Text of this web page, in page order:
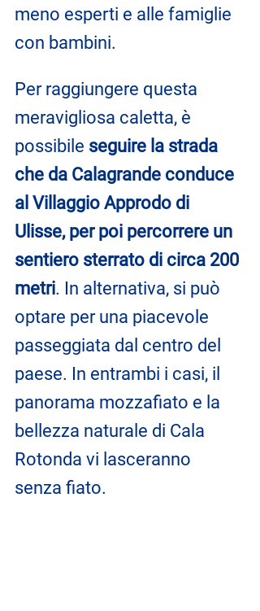
meno esperti e alle famiglie
con bambini.
Per raggiungere questa
meravigliosa caletta, è
possibile seguire la strada
che da Calagrande conduce
al Villaggio Approdo di
Ulisse, per poi percorrere un
sentiero sterrato di circa 200
metri. In alternativa, si può
optare per una piacevole
passeggiata dal centro del
paese. In entrambi i casi, il
panorama mozzafiato e la
bellezza naturale di Cala
Rotonda vi lasceranno
senza fiato.